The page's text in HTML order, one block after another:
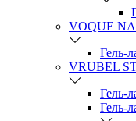
VOQUE
Гель-
VRUBEL
Гель-
Гель-